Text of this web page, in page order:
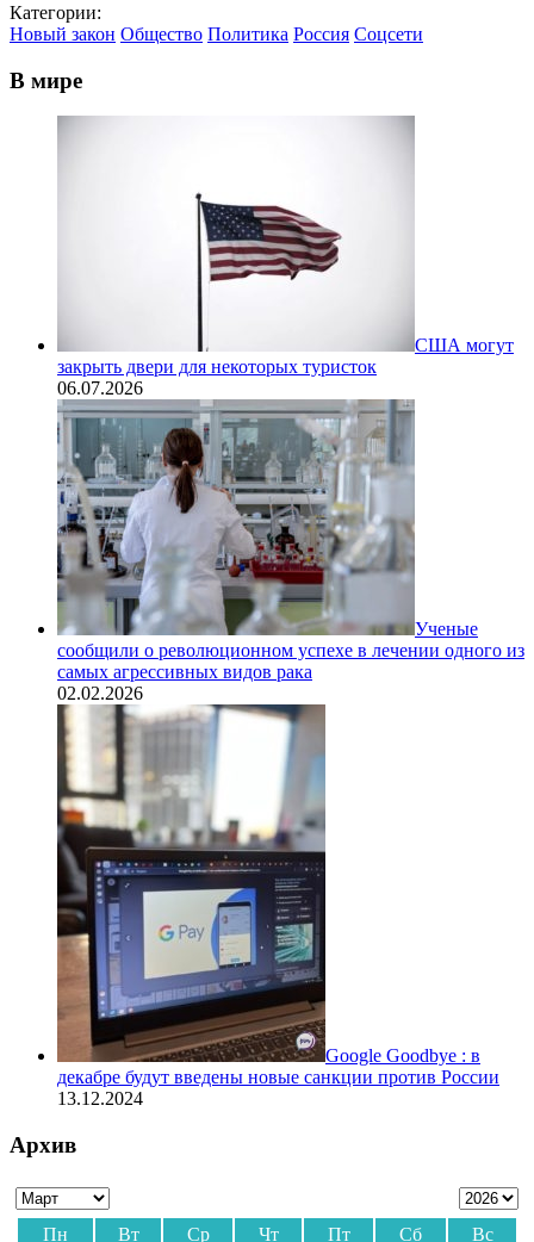
Категории:
Новый закон Общество Политика Россия Соцсети
В мире
США могут
закрыть двери для некоторых туристок
06.07.2026
Ученые
сообщили о революционном успехе в лечении одного из
самых агрессивных видов рака
02.02.2026
Google Goodbye : в
декабре будут введены новые санкции против России
13.12.2024
Архив
Пн Вт Ср Чт Пт Сб
Вс